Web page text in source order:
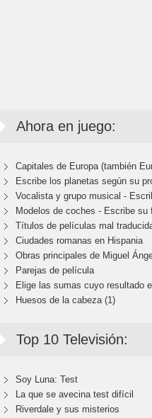
Ahora en juego:
Capitales de Europa (también
Escribe los planetas según su
Vocalista y grupo musical -
Modelos de coches - Escribe su
Títulos de películas mal
Ciudades romanas en Hispania
Obras principales de Miguel
Parejas de película
Elige las sumas cuyo resultado
Huesos de la cabeza (1)
Top 10 Televisión:
Soy Luna: Test
La que se avecina test difícil
Riverdale y sus misterios